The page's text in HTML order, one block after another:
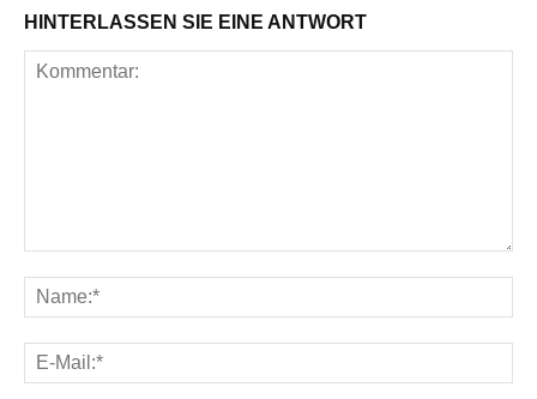
HINTERLASSEN SIE EINE ANTWORT